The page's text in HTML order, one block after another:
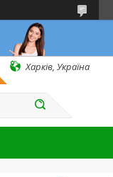
Харків, Україна